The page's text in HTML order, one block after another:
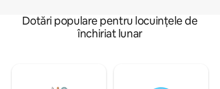
Dotări populare pentru locuințele de
închiriat lunar